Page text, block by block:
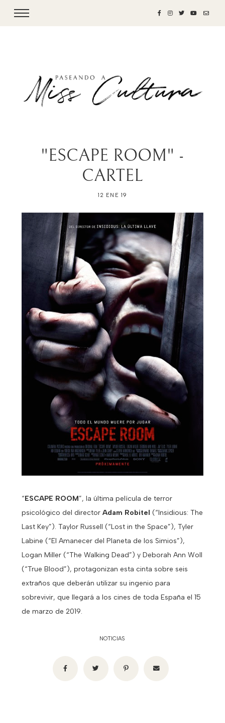
"ESCAPE ROOM" -
CARTEL
12 ENE 19
“ESCAPE ROOM”, la última película de terror
psicológico del director Adam Robitel (“Insidious: The
Last Key”). Taylor Russell (“Lost in the Space”), Tyler
Labine (“El Amanecer del Planeta de los Simios”),
Logan Miller (“The Walking Dead”) y Deborah Ann Woll
(“True Blood”), protagonizan esta cinta sobre seis
extraños que deberán utilizar su ingenio para
sobrevivir, que llegará a los cines de toda España el 15
de marzo de 2019.
NOTICIAS